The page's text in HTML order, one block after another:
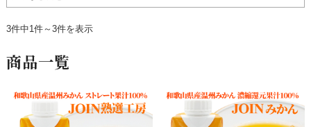
3件中1件～3件を表示
商品一覧